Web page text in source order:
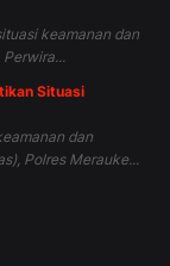
keamanan dan
Situasi
dan
Polres Merauke...